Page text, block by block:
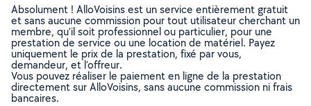
Absolument ! AlloVoisins est un service entièrement gratuit
et sans aucune commission pour tout utilisateur cherchant un
membre, qu’il soit professionnel ou particulier, pour une
prestation de service ou une location de matériel. Payez
uniquement le prix de la prestation, fixé par vous,
demandeur, et l’offreur.
Vous pouvez réaliser le paiement en ligne de la prestation
directement sur AlloVoisins, sans aucune commission ni frais
bancaires.